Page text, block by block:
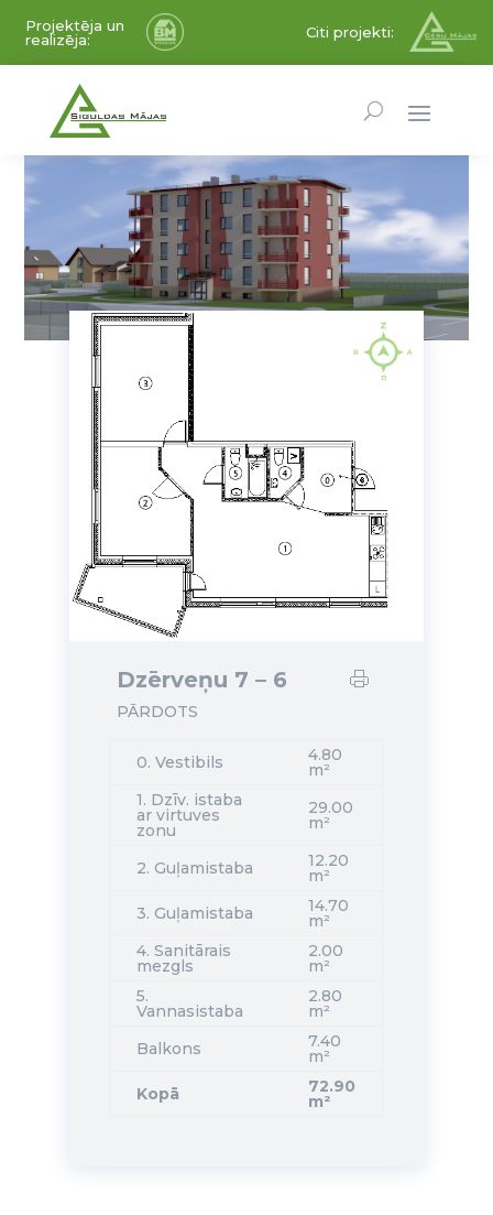
Projektēja un
realizēja:
Citi projekti:
Dzērveņu 7 – 6
PĀRDOTS
0. Vestibils 4.80
m²
1. Dzīv. istaba
ar virtuves
zonu
29.00
m²
2. Guļamistaba 12.20
m²
3. Guļamistaba
14.70
m²
4. Sanitārais
mezgls
2.00
m²
5.
Vannasistaba
2.80
m²
Balkons
7.40
m²
Kopā
72.90
m²